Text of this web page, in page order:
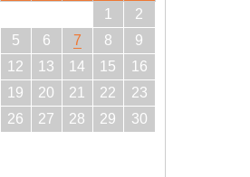
1
2
5 6 7 8
9
12 13 14 15
16
19 20 21 22
23
26 27 28 29
30